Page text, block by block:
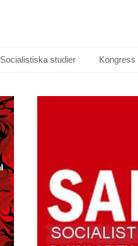
Socialistiska studier Kongress